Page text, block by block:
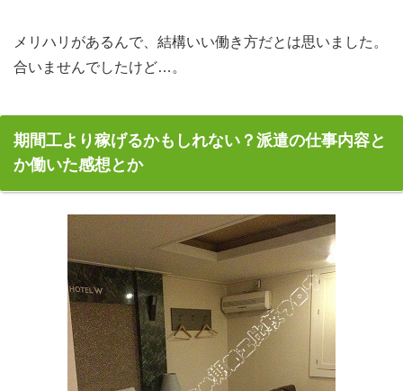
メリハリがあるんで、結構いい働き方だとは思いました。
合いませんでしたけど…。
期間工より稼げるかもしれない？派遣の仕事内容と
か働いた感想とか